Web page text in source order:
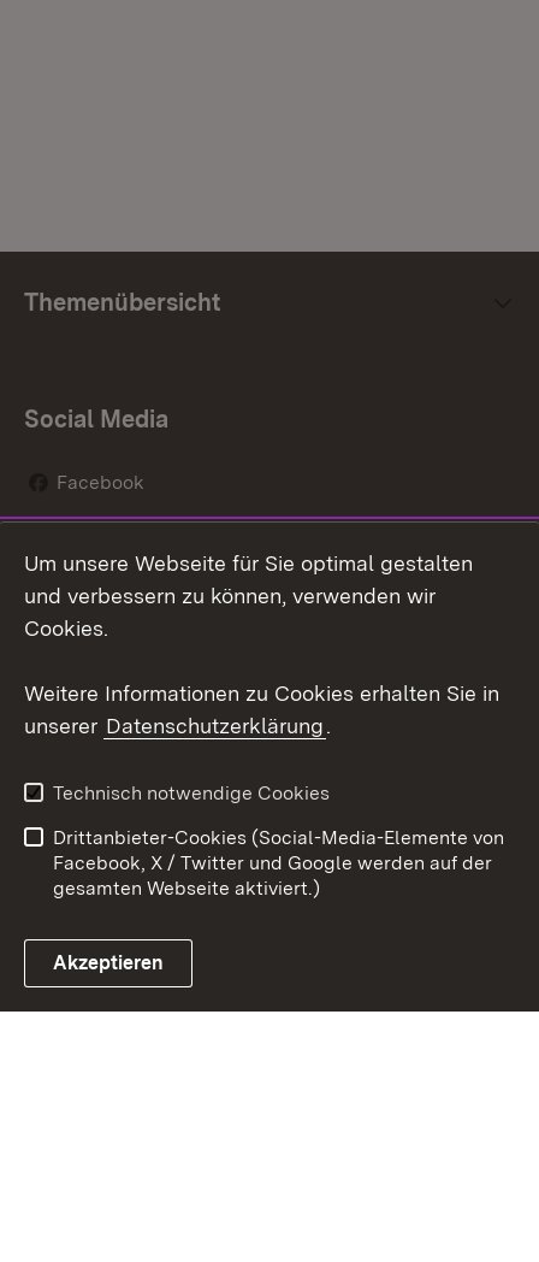
Themenübersicht
Social Media
Facebook
Social Wall
Youtube
Link zum Landesportal
Kontakt
Datenschutz
Barrierefreiheit
Impressum Cookies
Um unsere Webseite für Sie optimal gestalten
und verbessern zu können, verwenden wir
Cookies.
Weitere Informationen zu Cookies erhalten Sie in
unserer Datenschutzerklärung.
Technisch notwendige Cookies
Drittanbieter-Cookies (Social-Media-Elemente von
Facebook, X / Twitter und Google werden auf der
gesamten Webseite aktiviert.)
Akzeptieren